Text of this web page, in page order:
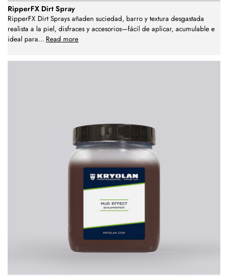
RipperFX Dirt Spray
RipperFX Dirt Sprays añaden suciedad, barro y textura desgastada
realista a la piel, disfraces y accesorios—fácil de aplicar, acumulable e
ideal para... Read more